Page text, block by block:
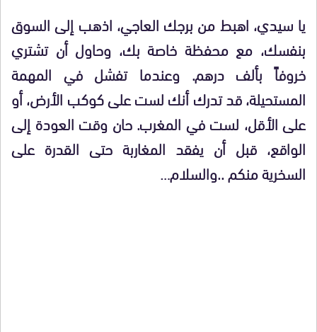
يا سيدي، اهبط من برجك العاجي، اذهب إلى السوق
بنفسك، مع محفظة خاصة بك، وحاول أن تشتري
خروفاً بألف درهم. وعندما تفشل في المهمة
المستحيلة، قد تدرك أنك لست على كوكب الأرض، أو
على الأقل، لست في المغرب. حان وقت العودة إلى
الواقع، قبل أن يفقد المغاربة حتى القدرة على
السخرية منكم ..والسلام…